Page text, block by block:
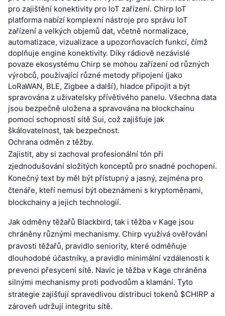
pro zajištění konektivity pro IoT zařízení. Chirp IoT
platforma nabízí komplexní nástroje pro správu IoT
zařízení a velkých objemů dat, včetně normalizace,
automatizace, vizualizace a upozorňovacích funkcí, čímž
doplňuje engine konektivity. Díky rádiově nezávislé
povaze ekosystému Chirp se mohou zařízení od různých
výrobců, používající různé metody připojení (jako
LoRaWAN, BLE, Zigbee a další), hladce připojit a být
spravována z uživatelsky přívětivého panelu. Všechna data
jsou bezpečně uložena a spravována na blockchainu
pomocí schopností sítě Sui, což zajišťuje jak
škálovatelnost, tak bezpečnost.
Ochrana odměn z těžby.
Zajistit, aby si zachoval profesionální tón při
zjednodušování složitých konceptů pro snadné pochopení.
Konečný text by měl být přístupný a jasný, zejména pro
čtenáře, kteří nemusí být obeznámeni s kryptoměnami,
blockchainy a jejich technologií.
Jak odměny těžařů Blackbird, tak i těžba v Kage jsou
chráněny různými mechanismy. Chirp využívá ověřování
pravosti těžařů, pravidlo seniority, které odměňuje
dlouhodobé účastníky, a pravidlo minimální vzdálenosti k
prevenci přesycení sítě. Navíc je těžba v Kage chráněna
silnými mechanismy proti podvodům a klamání. Tyto
strategie zajišťují spravedlivou distribuci tokenů $CHIRP a
zároveň udržují integritu sítě.